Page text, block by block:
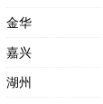
金华
嘉兴
湖州